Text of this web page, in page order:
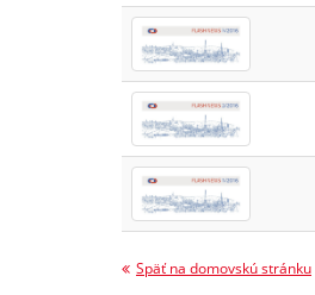
Späť na domovskú stránku